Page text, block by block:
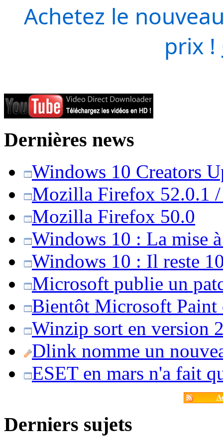
Achetez le
prix !
Dernières news
Windows 10 Creators
Mozilla Firefox 52.0.1
Mozilla Firefox 50.0
Windows 10 : La mise
Windows 10 : Il reste
Microsoft publie un
Bientôt Microsoft Paint
Winzip sort en version
Dlink nomme un
ESET en mars n'a fait
Derniers sujets